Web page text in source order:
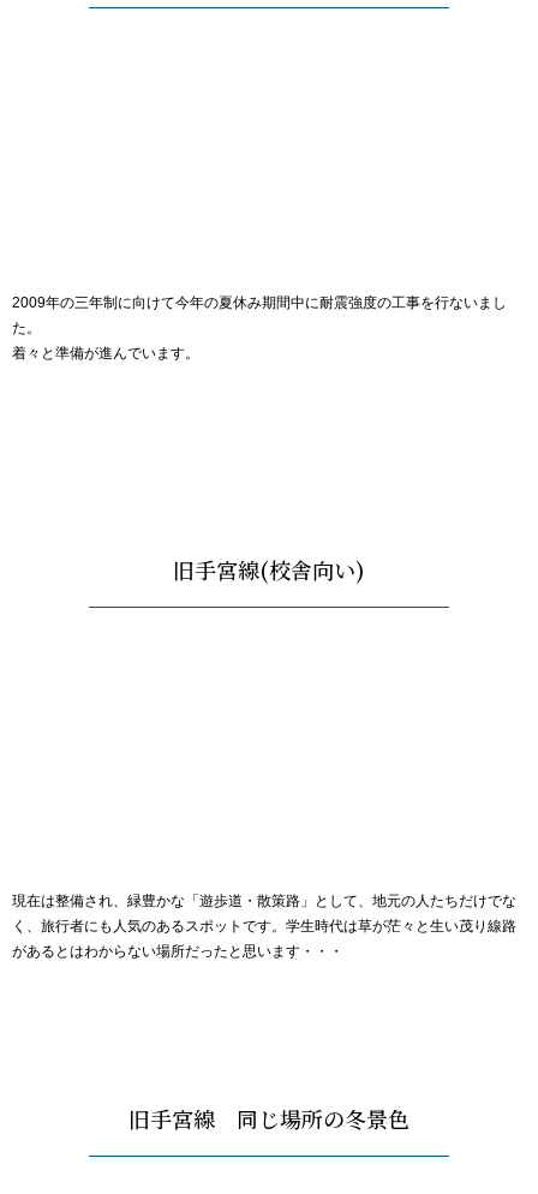
2009年の三年制に向けて今年の夏休み期間中に耐震強度の工事を行ないまし
た。
着々と準備が進んでいます。
旧手宮線(校舎向い)
現在は整備され、緑豊かな「遊歩道・散策路」として、地元の人たちだけでな
く、旅行者にも人気のあるスポットです。学生時代は草が茫々と生い茂り線路
があるとはわからない場所だったと思います・・・
旧手宮線 同じ場所の冬景色